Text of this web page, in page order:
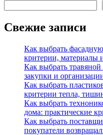
Свежие записи
Как выбрать
критерии, материалы
Как выбрать
закупки и
Как выбрать
критерии тепла,
Как выбрать
дома: практические
Как выбрать
покупатели